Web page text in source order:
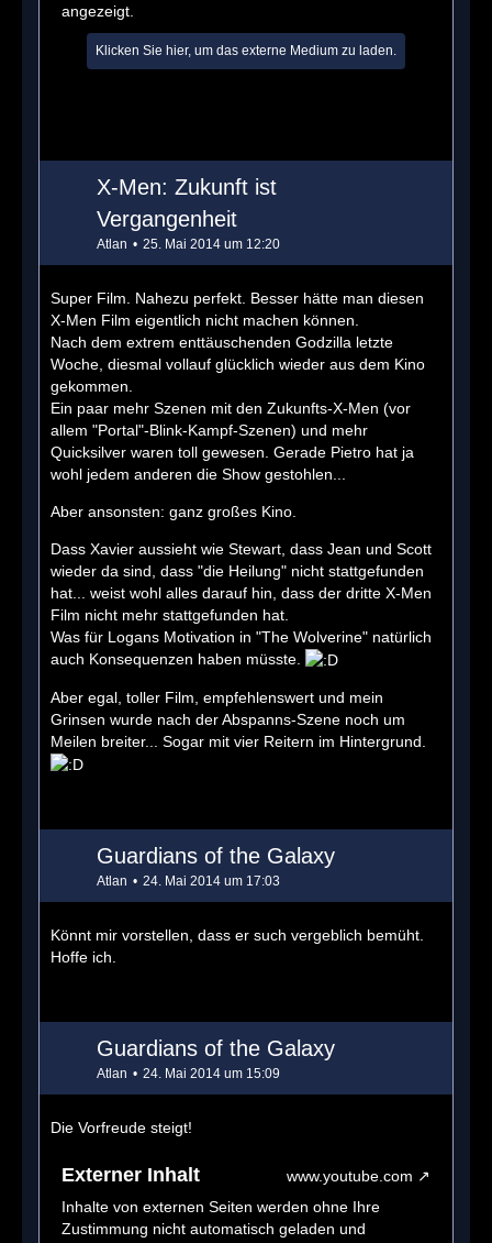
angezeigt.
Klicken Sie hier, um das externe Medium zu laden.
X-Men: Zukunft ist
Vergangenheit
Atlan 25. Mai 2014 um 12:20
Super Film. Nahezu perfekt. Besser hätte man diesen
X-Men Film eigentlich nicht machen können.
Nach dem extrem enttäuschenden Godzilla letzte
Woche, diesmal vollauf glücklich wieder aus dem Kino
gekommen.
Ein paar mehr Szenen mit den Zukunfts-X-Men (vor
allem "Portal"-Blink-Kampf-Szenen) und mehr
Quicksilver waren toll gewesen. Gerade Pietro hat ja
wohl jedem anderen die Show gestohlen...
Aber ansonsten: ganz großes Kino.
Dass Xavier aussieht wie Stewart, dass Jean und Scott
wieder da sind, dass "die Heilung" nicht stattgefunden
hat... weist wohl alles darauf hin, dass der dritte X-Men
Film nicht mehr stattgefunden hat.
Was für Logans Motivation in "The Wolverine" natürlich
auch Konsequenzen haben müsste.
Aber egal, toller Film, empfehlenswert und mein
Grinsen wurde nach der Abspanns-Szene noch um
Meilen breiter... Sogar mit vier Reitern im Hintergrund.
Guardians of the Galaxy
Atlan 24. Mai 2014 um 17:03
Könnt mir vorstellen, dass er such vergeblich bemüht.
Hoffe ich.
Guardians of the Galaxy
Atlan 24. Mai 2014 um 15:09
Die Vorfreude steigt!
Externer Inhalt
www.youtube.com
Inhalte von externen Seiten werden ohne Ihre
Zustimmung nicht automatisch geladen und